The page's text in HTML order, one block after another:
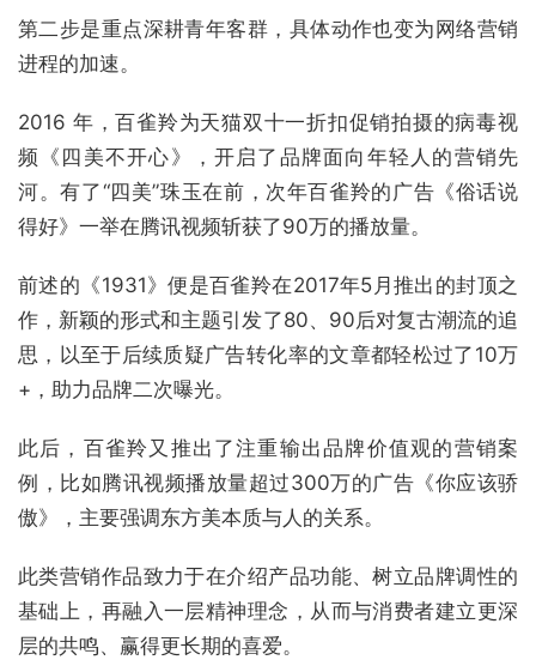
第二步是重点深耕青年客群，具体动作也变为网络营销
进程的加速。
2016 年，百雀羚为天猫双十一折扣促销拍摄的病毒视
频《四美不开心》，开启了品牌面向年轻人的营销先
河。有了“四美”珠玉在前，次年百雀羚的广告《俗话说
得好》一举在腾讯视频斩获了90万的播放量。
前述的《1931》便是百雀羚在2017年5月推出的封顶之
作，新颖的形式和主题引发了80、90后对复古潮流的追
思，以至于后续质疑广告转化率的文章都轻松过了10万
+，助力品牌二次曝光。
此后，百雀羚又推出了注重输出品牌价值观的营销案
例，比如腾讯视频播放量超过300万的广告《你应该骄
傲》，主要强调东方美本质与人的关系。
此类营销作品致力于在介绍产品功能、树立品牌调性的
基础上，再融入一层精神理念，从而与消费者建立更深
层的共鸣、赢得更长期的喜爱。